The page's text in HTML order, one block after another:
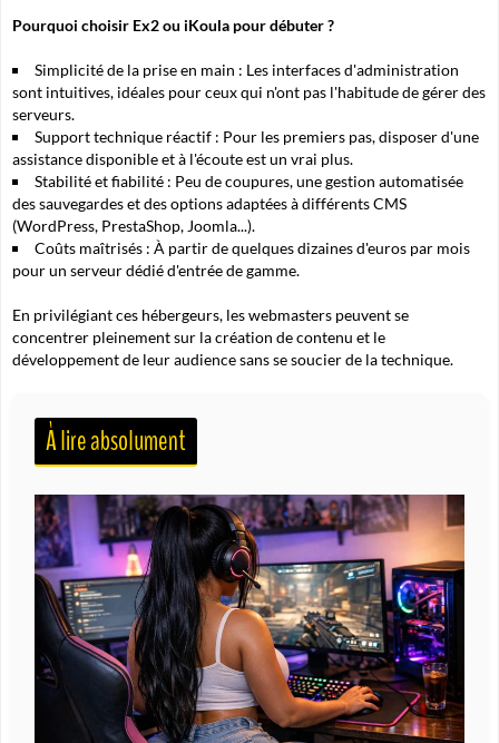
Pourquoi choisir Ex2 ou iKoula pour débuter ?
Simplicité de la prise en main : Les interfaces d'administration
sont intuitives, idéales pour ceux qui n'ont pas l'habitude de gérer des
serveurs.
Support technique réactif : Pour les premiers pas, disposer d'une
assistance disponible et à l'écoute est un vrai plus.
Stabilité et fiabilité : Peu de coupures, une gestion automatisée
des sauvegardes et des options adaptées à différents CMS
(WordPress, PrestaShop, Joomla...).
Coûts maîtrisés : À partir de quelques dizaines d'euros par mois
pour un serveur dédié d'entrée de gamme.
En privilégiant ces hébergeurs, les webmasters peuvent se
concentrer pleinement sur la création de contenu et le
développement de leur audience sans se soucier de la technique.
À lire absolument